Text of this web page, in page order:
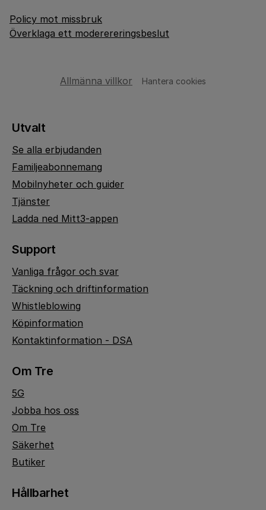
Policy mot missbruk
Överklaga ett moderereringsbeslut
Allmänna villkor Hantera cookies
Utvalt
Se alla erbjudanden
Familjeabonnemang
Mobilnyheter och guider
Tjänster
Ladda ned Mitt3-appen
Support
Vanliga frågor och svar
Täckning och driftinformation
Whistleblowing
Köpinformation
Kontaktinformation - DSA
Om Tre
5G
Jobba hos oss
Om Tre
Säkerhet
Butiker
Hållbarhet